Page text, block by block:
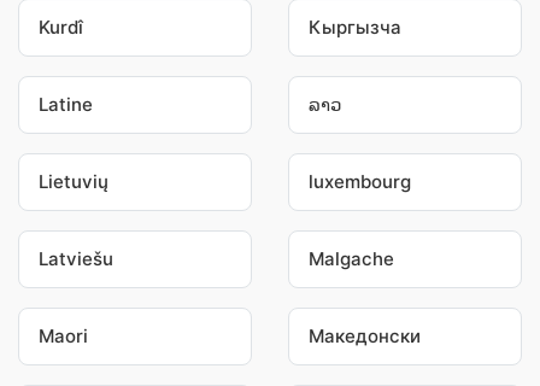
Kurdî Кыргызча
Latine ລາວ
Lietuvių luxembourg
Latviešu Malgache
Maori Македонски